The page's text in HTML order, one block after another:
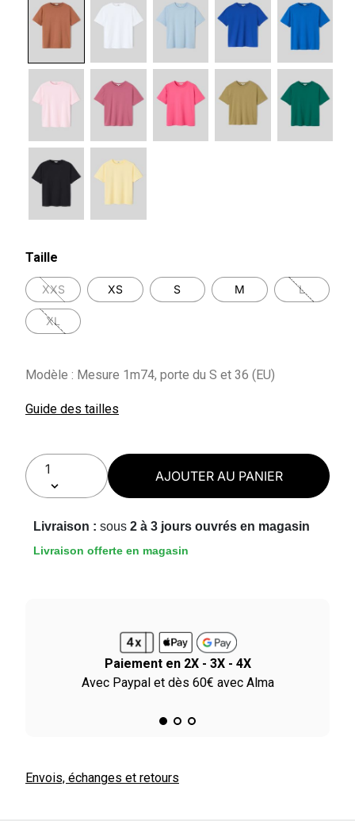
selected
Taille
XXS XS S M L
XL
Modèle : Mesure 1m74, porte du S et 36 (EU)
Guide des tailles
AJOUTER AU PANIER
Livraison : sous 2 à 3 jours ouvrés en magasin
Livraison offerte en magasin
Paiement en 2X - 3X - 4X
Avec Paypal et dès 60€ avec Alma
Envois, échanges et retours